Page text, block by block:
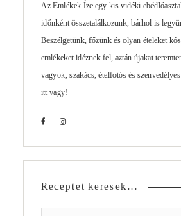
Az Emlékek Íze egy kis vidéki
időnként összetalálkozunk, bárhol is
Beszélgetünk, főzünk és olyan ételeket
emlékeket idéznek fel, aztán újakat
vagyok, szakács, ételfotós és
itt vagy!
Receptet keresek…